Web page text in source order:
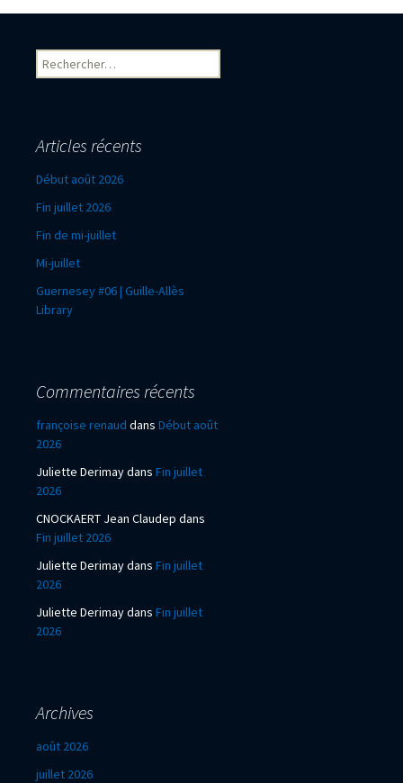
Rechercher :
Articles récents
Début août 2026
Fin juillet 2026
Fin de mi-juillet
Mi-juillet
Guernesey #06 | Guille-Allès
Library
Commentaires récents
françoise renaud dans Début août
2026
Juliette Derimaydans Fin juillet
2026
CNOCKAERT Jean Claudep dans
Fin juillet 2026
Juliette Derimaydans Fin juillet
2026
Juliette Derimaydans Fin juillet
2026
Archives
août 2026
juillet 2026